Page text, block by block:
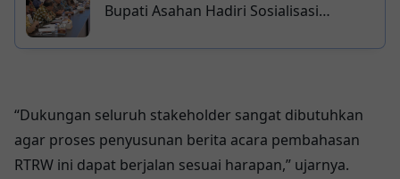
Bupati Asahan Hadiri Sosialisasi
“Dukungan seluruh stakeholder sangat dibutuhkan
agar proses penyusunan berita acara pembahasan
RTRW ini dapat berjalan sesuai harapan,” ujarnya.